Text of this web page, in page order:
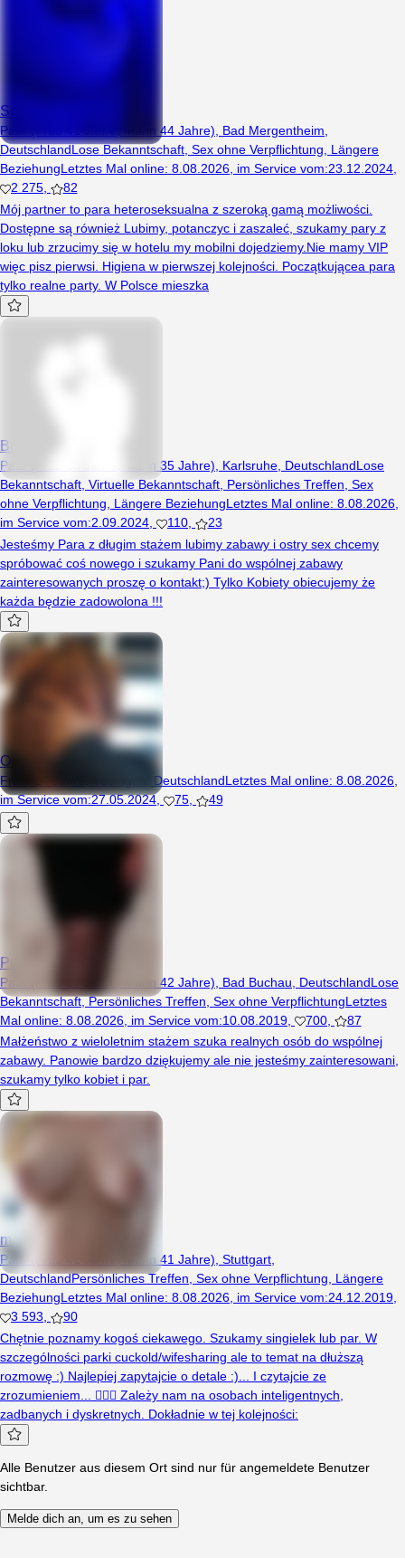
Sexipara124
Paar (Frau 41 Jahre, Mann 44 Jahre), Bad Mergentheim,
DeutschlandLose Bekanntschaft, Sex ohne Verpflichtung, Längere
BeziehungLetztes Mal online: 8.08.2026, im Service vom:23.12.2024,
2 275,
82
Mój partner to para heteroseksualna z szeroką gamą możliwości.
Dostępne są również Lubimy, potanczyc i zaszaleć, szukamy pary z
loku lub zrzucimy się w hotelu my mobilni dojedziemy.Nie mamy VIP
więc pisz pierwsi. Higiena w pierwszej kolejności. Początkującea para
tylko realne party. W Polsce mieszka
Boki12
Paar (Frau 36 Jahre, Mann 35 Jahre), Karlsruhe, DeutschlandLose
Bekanntschaft Virtuelle Bekanntschaft Persönliches Treffen Sex
ohne Verpflichtung
Längere BeziehungLetztes Mal online: 8.08.2026
im Service vom:2.09.2024 110
23
Jesteśmy Para z długim stażem lubimy zabawy i ostry sex chcemy
spróbować coś nowego i szukamy Pani do wspólnej zabawy
zainteresowanych proszę o kontakt;) Tylko Kobiety obiecujemy że
każda będzie zadowolona !!!
Ola35ola
Frau, 24 Jahre, Tübingen, DeutschlandLetztes Mal online: 8.08.2026
im Service vom:27.05.2024 75 49
PuszystaSzczuply
Paar (Frau 37 Jahre, Mann 42 Jahre), Bad Buchau, DeutschlandLose
Bekanntschaft,Persönliches Treffen Sex ohne VerpflichtungLetztes
Mal online: 8.08.2026 im Service vom:10.08.2019 700
87
Małżeństwo z wieloletnim stażem szuka realnych osób do wspólnej
zabawy. Panowie bardzo dziękujemy ale nie jesteśmy zainteresowani,
szukamy tylko kobiet i par.
mzagro
Paar (Frau 41 Jahre, Mann 41 Jahre), Stuttgart,
DeutschlandPersönliches Treffen Sex ohne Verpflichtung
Längere
BeziehungLetztes Mal online: 8.08.2026 im Service vom:24.12.2019
3 593
90
Chętnie poznamy kogoś ciekawego. Szukamy singielek lub par. W
szczególności parki cuckold/wifesharing ale to temat na dłuższą
rozmowę :) Najlepiej zapytajcie o detale :)... I czytajcie ze
zrozumieniem... 🤦🏼‍♀️ Zależy nam na osobach inteligentnych,
zadbanych i dyskretnych. Dokładnie w tej kolejności:
Alle Benutzer aus diesem Ort sind nur für angemeldete Benutzer
sichtbar.
Melde dich an, um es zu sehen